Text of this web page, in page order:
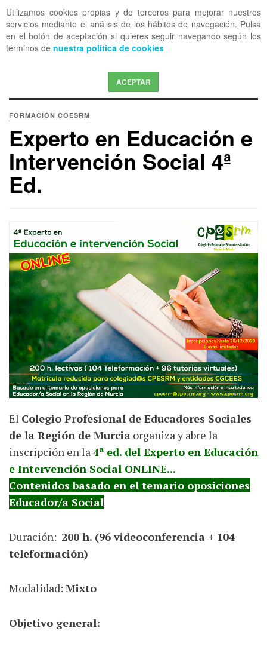
Utilizamos cookies propias y de terceros para mejorar nuestros
servicios mediante el análisis de los hábitos de navegación. Pulsa
en el botón de aceptación si quieres seguir navegando según los
términos de nuestra política de cookies
ACEPTAR
OFF CANVAS
FORMACIÓN COESRM
Experto en Educación e
Intervención Social 4ª
Ed.
El Colegio Profesional de Educadores Sociales
de la Región de Murcia organiza y abre la
inscripción en la4ª ed. del Experto en Educación
e Intervención Social ONLINE...
Contenidos basado en el temario oposiciones
Educador/a Social
Duración: 200 h. (96 videoconferencia + 104
teleformación)
Modalidad: Mixto
Objetivo general: